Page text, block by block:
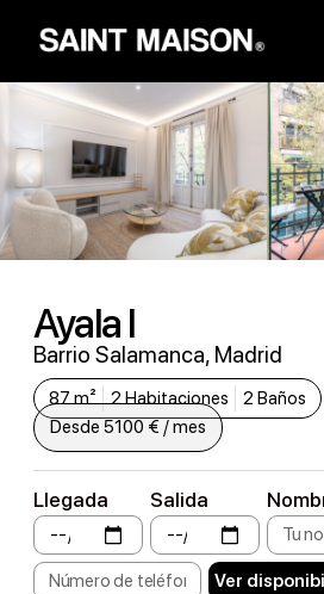
Ayala I
Barrio Salamanca, Madrid
87 m² 2 Habitaciones
2 Baños
Desde 5100 € / mes
Llegada Salida
Ver